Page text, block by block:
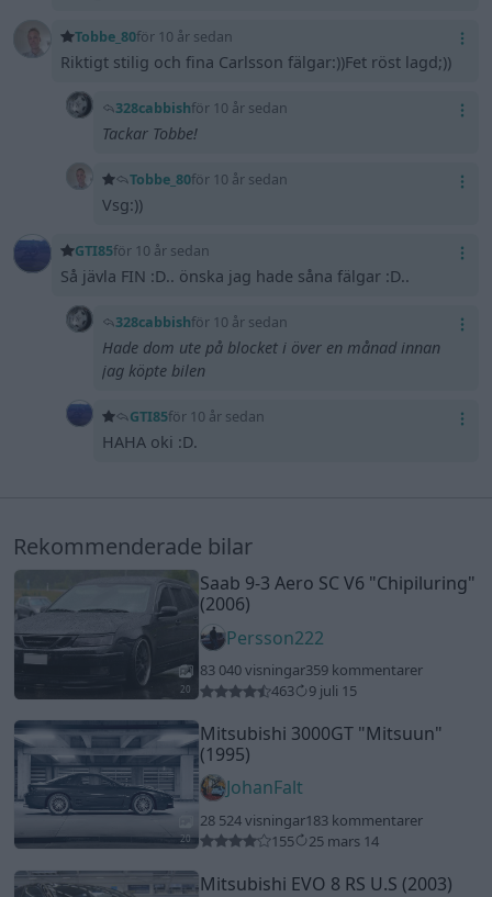
Tobbe_80för 10 år sedan
Riktigt stilig och fina Carlsson fälgar:))Fet röst lagd;))
328cabbishför 10 år sedan
Tackar Tobbe!
Tobbe_80för 10 år sedan
Vsg:))
GTI85för 10 år sedan
Så jävla FIN :D.. önska jag hade såna fälgar :D..
328cabbishför 10 år sedan
Hade dom ute på blocket i över en månad innan
jag köpte bilen
GTI85för 10 år sedan
HAHA oki :D.
Rekommenderade bilar
20
Saab 9-3 Aero SC V6 "Chipiluring"
(2006)
Persson222
83 040 visningar359 kommentarer
463
9 juli 15
20
Mitsubishi 3000GT "Mitsuun"
(1995)
JohanFalt
28 524 visningar183 kommentarer
155
25 mars 14
Mitsubishi EVO 8 RS U.S (2003)